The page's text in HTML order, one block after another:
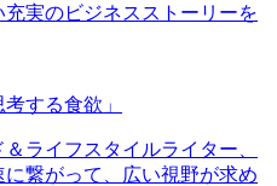
実のビジネスストーリーを
する食欲」
ライフスタイルライター、
繋がって、広い視野が求め